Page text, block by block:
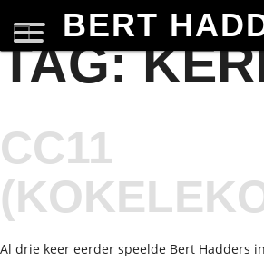
BERT
TAG:
CC11
Al drie keer eerder speelde Bert Hadders